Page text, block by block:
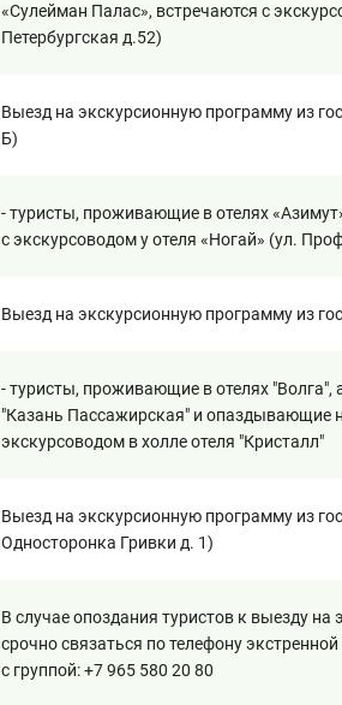
«Сулейман Палас», встречаются с
Петербургская д.52)
Выезд на экскурсионную программу из
Б)
- туристы, проживающие в отелях
с экскурсоводом у отеля «Ногай» (ул.
Выезд на экскурсионную программу из
- туристы, проживающие в отелях
"Казань Пассажирская" и опаздывающие
экскурсоводом в холле отеля "Кристалл"
Выезд на экскурсионную программу из
Односторонка Гривки д. 1)
В случае опоздания туристов к выезду
срочно связаться по телефону
с группой: +7 965 580 20 80